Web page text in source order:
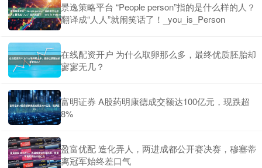
景逸策略平台 “People person”指的是什么样的人？
翻译成“人人”就闹笑话了！_you_is_Person
在线配资开户 为什么取卵那么多，最终优质胚胎却
寥寥无几？
富明证券 A股药明康德成交额达100亿元，现跌超
8%
盈富优配 造化弄人，两进成都公开赛决赛，穆塞蒂
离冠军始终差口气